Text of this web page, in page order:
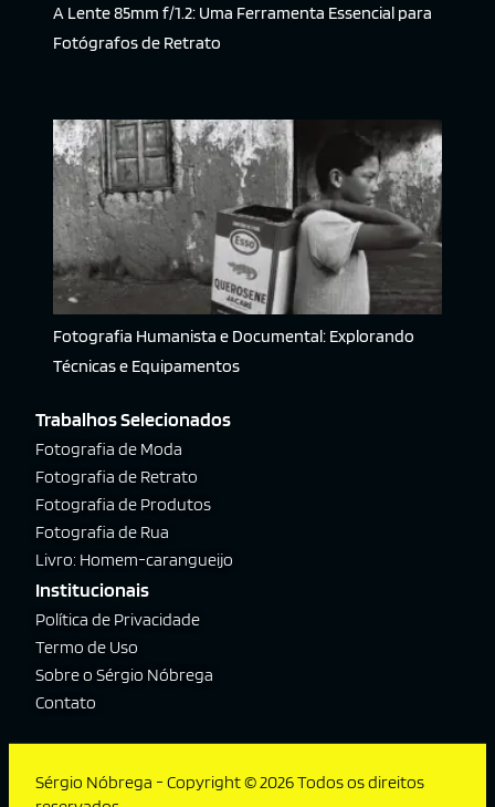
A Lente 85mm f/1.2: Uma Ferramenta Essencial para
Fotógrafos de Retrato
Fotografia Humanista e Documental: Explorando
Técnicas e Equipamentos
Trabalhos Selecionados
Fotografia de Moda
Fotografia de Retrato
Fotografia de Produtos
Fotografia de Rua
Livro: Homem-carangueijo
Institucionais
Política de Privacidade
Termo de Uso
Sobre o Sérgio Nóbrega
Contato
Sérgio Nóbrega - Copyright © 2026 Todos os direitos